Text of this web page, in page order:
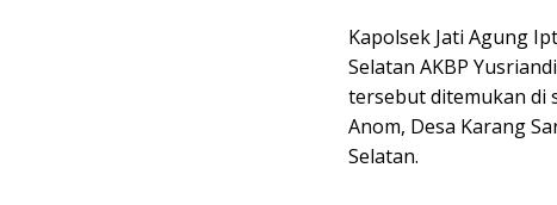
Kapolsek Jati Agung
Selatan AKBP
tersebut ditemukan di
Anom, Desa Karang
Selatan.